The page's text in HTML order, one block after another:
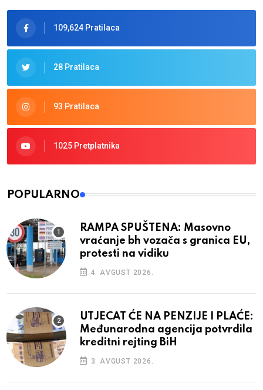
109,624 Pratilaca
28 Pratilaca
93 Pratilaca
1025 Pretplatnika
POPULARNO
RAMPA SPUŠTENA: Masovno
vraćanje bh vozača s granica EU,
protesti na vidiku
4. AVGUST 2026.
UTJECAT ĆE NA PENZIJE I PLAĆE:
Međunarodna agencija potvrdila
kreditni rejting BiH
3. AVGUST 2026.